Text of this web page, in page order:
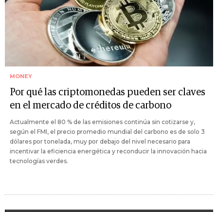
MONEY
Por qué las criptomonedas pueden ser claves
en el mercado de créditos de carbono
Actualmente el 80 % de las emisiones continúa sin cotizarse y,
según el FMI, el precio promedio mundial del carbono es de solo 3
dólares por tonelada, muy por debajo del nivel necesario para
incentivar la eficiencia energética y reconducir la innovación hacia
tecnologías verdes.